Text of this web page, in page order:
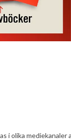
i olika